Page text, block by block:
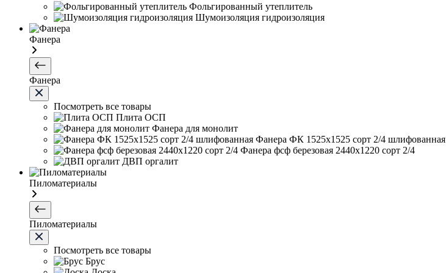
Фольгированный утеплитель
Шумоизоляция гидроизоляция
Фанера
Фанера
Посмотреть все товары
Плита ОСП
Фанера для монолит
Фанера ФК 1525х1525 сорт 2/4 шлифованная
Фанера фсф березовая 2440х1220 сорт 2/4
ДВП оргалит
Пиломатериалы
Пиломатериалы
Посмотреть все товары
Брус